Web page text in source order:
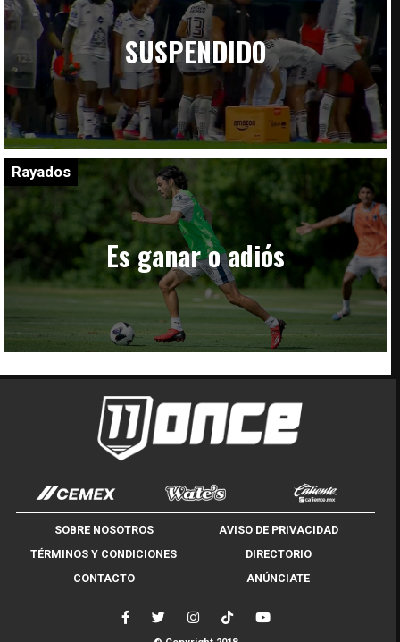
SUSPENDIDO
Rayados
Es ganar o adiós
SOBRE NOSOTROS
AVISO DE PRIVACIDAD
TÉRMINOS Y CONDICIONES
DIRECTORIO
CONTACTO
ANÚNCIATE